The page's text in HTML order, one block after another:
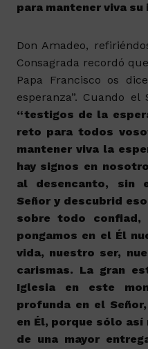
para mantener viva su
Don Amadeo,
Consagrada recordó
Papa Francisco os
esperanza”. Cuando
“testigos de la
reto para todos
mantener viva la
hay signos en
al desencanto, sin
Señor y descubrid
sobre todo confiad,
pongamos en el Él
vida, nuestro ser,
carismas. La gran
Iglesia en este
profunda en el
en Él, porque sólo
de una mayor